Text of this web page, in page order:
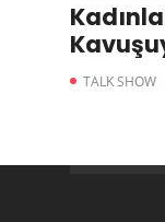
TALK SHOW